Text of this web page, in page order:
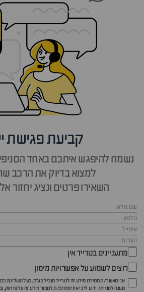
קביעת פגישת
נשמח להיפגש איתכם באחד
למצוא בדיוק את הרכב
השאירו פרטים ונציג יחזור
מתעניינים בטרייד אין
רוצים לשמוע על אפשרויות מימון
אני מאשר/ת מסירת מידע זה לטרייד מוביל בע"מ, בעל השליטה
מענה לפנייתי. ידוע לי כי איני מחויב/ת למסור מידע זה על פי חוק,